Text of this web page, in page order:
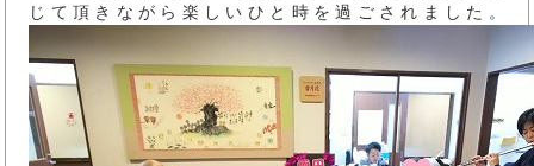
じて頂きながら楽しいひと時を過ごされました。